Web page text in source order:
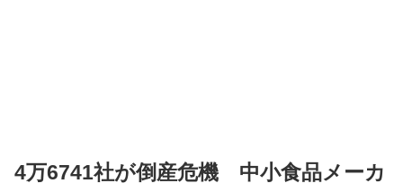
4万6741社が倒産危機 中小食品メーカ